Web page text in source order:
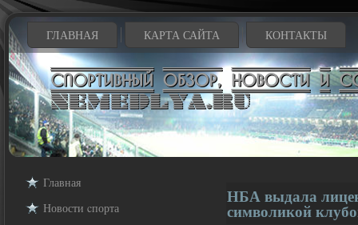
ГЛАВНАЯ КАРТА САЙТА КОНТАКТЫ
Главная
Новости cпорта
НБА выдала
символикой